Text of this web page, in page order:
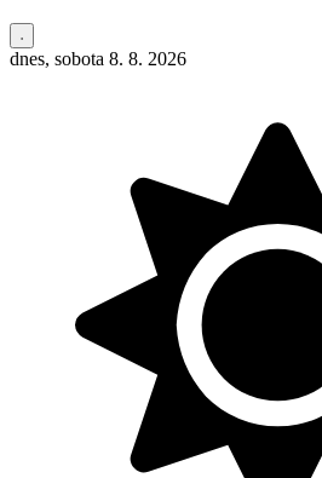
dnes, sobota 8. 8. 2026